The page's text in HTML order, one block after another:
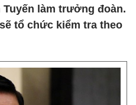
Tuyến làm trưởng đoàn.
tổ chức kiểm tra theo